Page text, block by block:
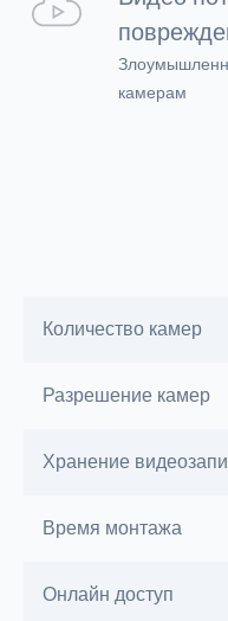
камерам
Количество камер
Разрешение камер
Хранение
Время монтажа
Онлайн доступ